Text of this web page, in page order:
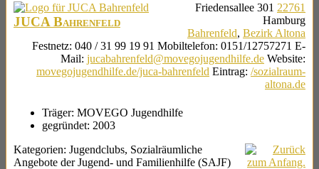
JUCA Bahrenfeld
Friedensallee 301 22761
Hamburg
Bahrenfeld, Bezirk Altona
Festnetz: 040 / 31 99 19 91 Mobiltelefon: 0151/12757271 E-
Mail: jucabahrenfeld@movegojugendhilfe.de Website:
movegojugendhilfe.de/juca-bahrenfeld Eintrag: /sozialraum-
altona.de
Träger: MOVEGO Jugendhilfe
gegründet: 2003
Kategorien: Jugendclubs, Sozialräumliche
Angebote der Jugend- und Familienhilfe (SAJF)